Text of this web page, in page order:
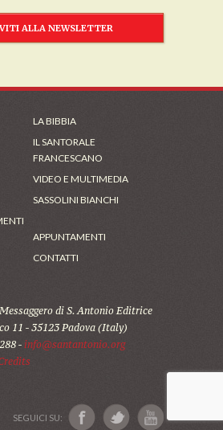
ALLA NEWSLETTER
LA BIBBIA
IL SANTORALE
FRANCESCANO
VIDEO E MULTIMEDIA
SASSOLINI BIANCHI
APPUNTAMENTI
CONTATTI
di S. Antonio Editrice
11 - 35123 Padova (Italy)
- info@santantonio.org
SEGUICI SU: